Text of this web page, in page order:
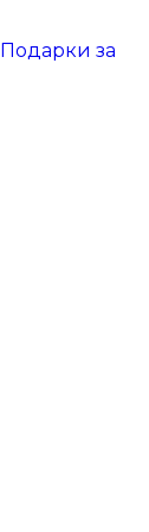
Подарки за